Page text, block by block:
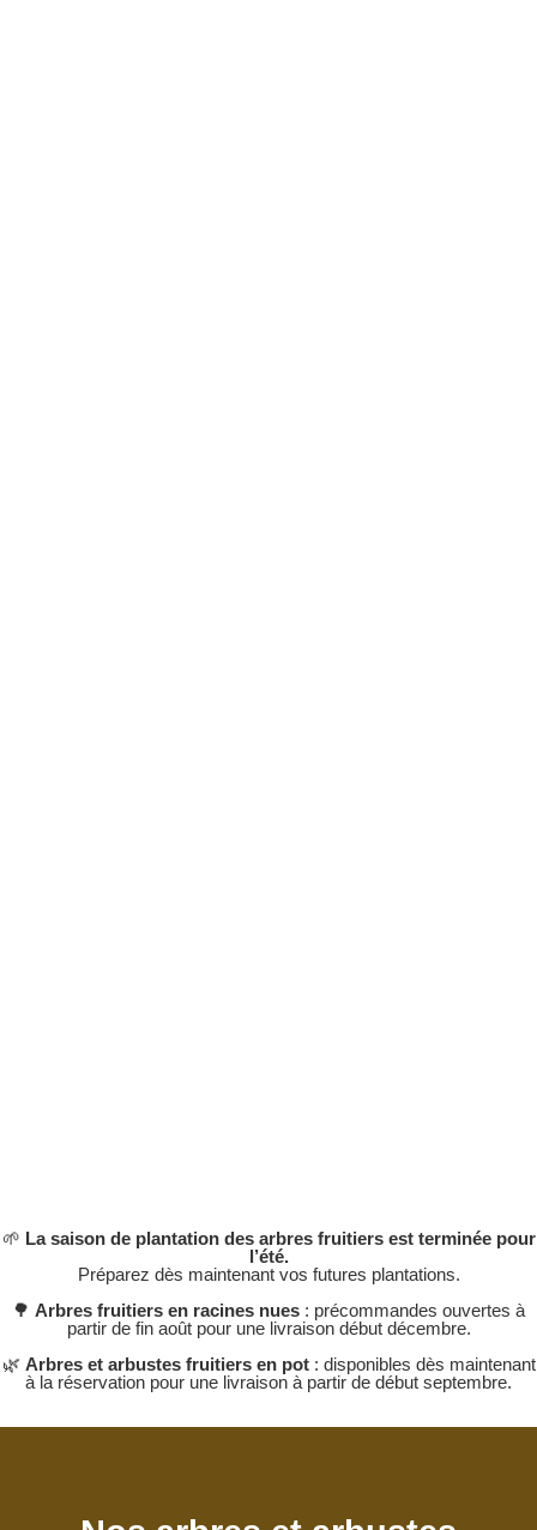
🌱 La saison de plantation des arbres fruitiers est terminée pour
l’été.
Préparez dès maintenant vos futures plantations.
🌳 Arbres fruitiers en racines nues : précommandes ouvertes à
partir de fin août pour une livraison début décembre.
🌿 Arbres et arbustes fruitiers en pot: disponibles dès maintenant
à la réservation pour une livraison à partir de début septembre.